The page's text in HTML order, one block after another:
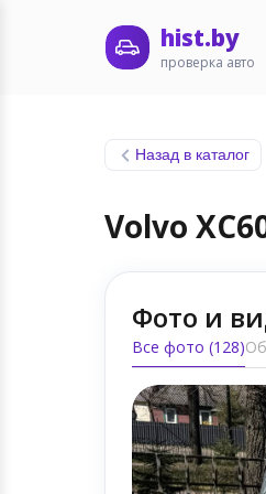
hist.by
проверка авто
Назад в каталог
Volvo
Фото и
Все фото (128)